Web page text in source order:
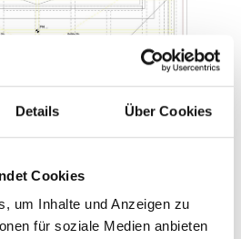
Details Über Cookies
Cookies
um Inhalte und Anzeigen zu
für soziale Medien anbieten